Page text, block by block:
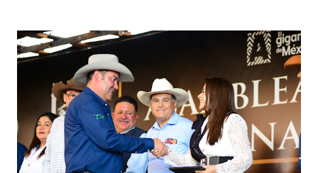
Corazón Urbano y el Municipio capital. Leo Montañez
informó que en este programa se usarán cerca de 90 mil
metros cuadrados de pintura, para dar inicio en la calle
Nieto, entre Jesús F. Elizondo y la calle 22 de Octubre, con
lo que se aplicará pintura en 66 casas. Posteriormente se
llevará este programa a Villas de Nuestra Señora de la
Asunción, Avenida Alameda y Decreto 27 de Septiembre, en